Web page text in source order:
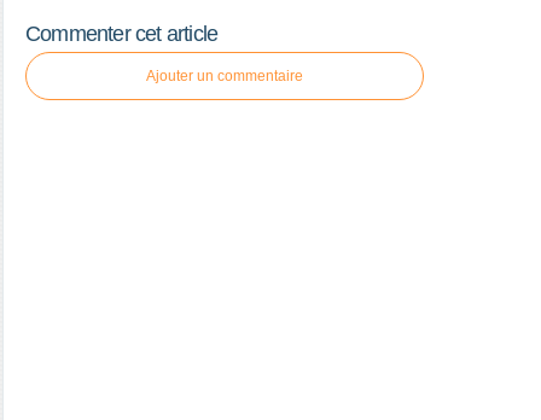
Commenter cet article
Ajouter un commentaire